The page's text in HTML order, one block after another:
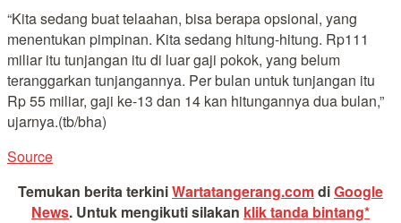
“Kita sedang buat telaahan, bisa berapa opsional, yang
menentukan pimpinan. Kita sedang hitung-hitung. Rp111
miliar itu tunjangan itu di luar gaji pokok, yang belum
teranggarkan tunjangannya. Per bulan untuk tunjangan itu
Rp 55 miliar, gaji ke-13 dan 14 kan hitungannya dua bulan,”
ujarnya.(tb/bha)
Source
Temukan berita terkiniWartatangerang.comdiGoogle
News. Untuk mengikuti silakan klik tanda bintang*